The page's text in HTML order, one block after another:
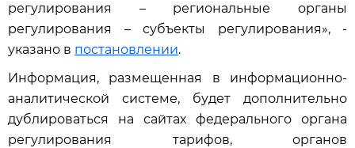
регулирования – региональные органы
регулирования – субъекты регулирования», -
указано в постановлении.
Информация, размещенная в информационно-
аналитической системе, будет дополнительно
дублироваться на сайтах федерального органа
регулирования тарифов, органов